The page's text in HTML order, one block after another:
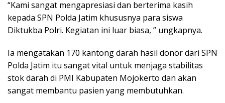
“Kami sangat mengapresiasi dan berterima kasih
kepada SPN Polda Jatim khususnya para siswa
Diktukba Polri. Kegiatan ini luar biasa, ” ungkapnya.
Ia mengatakan 170 kantong darah hasil donor dari SPN
Polda Jatim itu sangat vital untuk menjaga stabilitas
stok darah di PMI Kabupaten Mojokerto dan akan
sangat membantu pasien yang membutuhkan.